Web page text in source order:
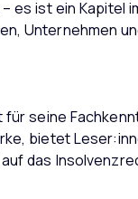
es ist ein Kapitel
Unternehmen
für seine
bietet
das